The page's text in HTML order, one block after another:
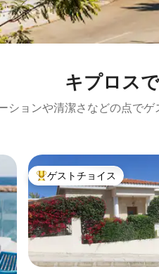
キプロス
ションや清潔さなどの点で
大好評のゲストチョイスで
ゲストチョイス